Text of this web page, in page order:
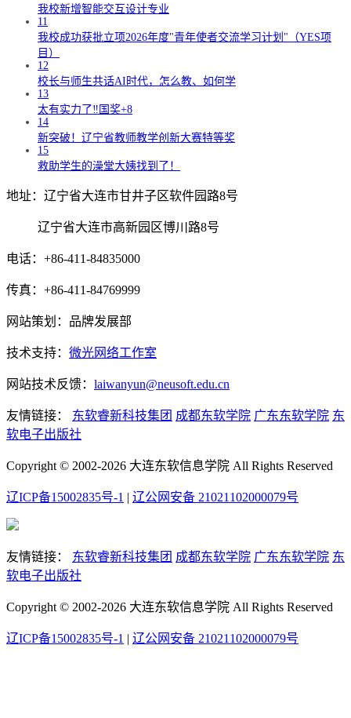
我校新增智能交互设计专业
11
我校成功获批立项2026年度"青年使者交流学习计划"（YES项
目）
12
校长与师生共话AI时代，怎么教、如何学
13
太有实力了‼️国奖+8
14
新突破！辽宁省教师教学创新大赛特等奖
15
救助学生的澡堂大姨找到了！
地址：辽宁省大连市甘井子区软件园路8号
辽宁省大连市高新园区博川路8号
电话：+86-411-84835000
传真：+86-411-84769999
网站策划：品牌发展部
技术支持： 微光网络工作室
网站技术反馈： laiwanyun@neusoft.edu.cn
友情链接： 东软睿新科技集团 成都东软学院 广东东软学院 东
软电子出版社
Copyright © 2002-2026 大连东软信息学院 All Rights Reserved
辽ICP备15002835号-1 | 辽公网安备 21021102000079号
友情链接： 东软睿新科技集团 成都东软学院 广东东软学院 东
软电子出版社
Copyright © 2002-2026 大连东软信息学院 All Rights Reserved
辽ICP备15002835号-1 | 辽公网安备 21021102000079号